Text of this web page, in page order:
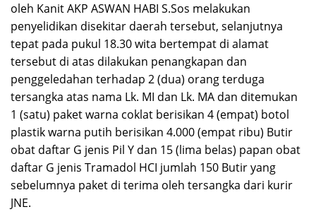
oleh Kanit AKP ASWAN HABI S.Sos melakukan
penyelidikan disekitar daerah tersebut, selanjutnya
tepat pada pukul 18.30 wita bertempat di alamat
tersebut di atas dilakukan penangkapan dan
penggeledahan terhadap 2 (dua) orang terduga
tersangka atas nama Lk. MI dan Lk. MA dan ditemukan
1 (satu) paket warna coklat berisikan 4 (empat) botol
plastik warna putih berisikan 4.000 (empat ribu) Butir
obat daftar G jenis Pil Y dan 15 (lima belas) papan obat
daftar G jenis Tramadol HCI jumlah 150 Butir yang
sebelumnya paket di terima oleh tersangka dari kurir
JNE.